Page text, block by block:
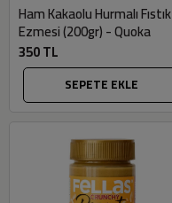
Ham Kakaolu Hurmalı Fıstık
Ezmesi (200gr) - Quoka
350 TL
SEPETE EKLE